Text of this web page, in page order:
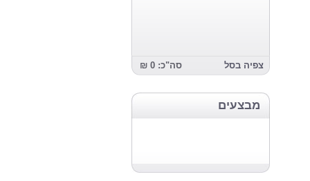
צפיה בסל סה"כ: 0 ₪
מבצעים